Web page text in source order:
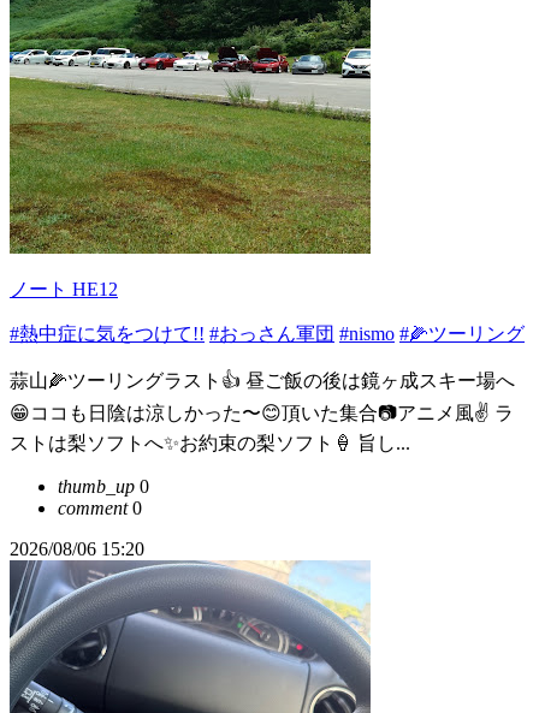
ノート HE12
#熱中症に気をつけて!! #おっさん軍団 #nismo #🌽ツーリング
蒜山🌽ツーリングラスト👍 昼ご飯の後は鏡ヶ成スキー場へ
😁ココも日陰は涼しかった〜😊頂いた集合📷️アニメ風✌️ ラ
ストは梨ソフトへ✨お約束の梨ソフト🍦 旨し...
thumb_up 0
comment0
2026/08/06 15:20